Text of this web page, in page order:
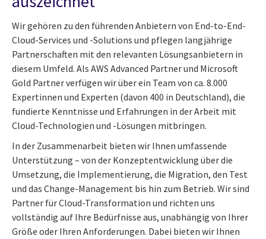
Wir gehören zu den führenden Anbietern von End-to-End-
Cloud-Services und -Solutions und pflegen langjährige
Partnerschaften mit den relevanten Lösungsanbietern in
diesem Umfeld. Als AWS Advanced Partner und Microsoft
Gold Partner verfügen wir über ein Team von ca. 8.000
Expertinnen und Experten (davon 400 in Deutschland), die
fundierte Kenntnisse und Erfahrungen in der Arbeit mit
Cloud-Technologien und -Lösungen mitbringen.
In der Zusammenarbeit bieten wir Ihnen umfassende
Unterstützung – von der Konzeptentwicklung über die
Umsetzung, die Implementierung, die Migration, den Test
und das Change-Management bis hin zum Betrieb. Wir sind
Partner für Cloud-Transformation und richten uns
vollständig auf Ihre Bedürfnisse aus, unabhängig von Ihrer
Größe oder Ihren Anforderungen. Dabei bieten wir Ihnen